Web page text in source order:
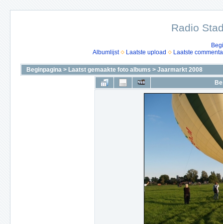
Radio
Albumlijst
Laatste upload Laatste
Beginpagina > Laatst gemaakte foto albums > Jaarmarkt 2008